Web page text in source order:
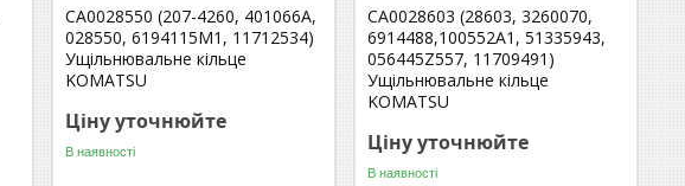
CA0028550 (207-4260, 401066A,
028550, 6194115M1, 11712534)
Ущільнювальне кільце
KOMATSU
Ціну уточнюйте
В наявності
CA0028603 (28603, 3260070,
6914488,100552A1, 51335943,
056445Z557, 11709491)
Ущільнювальне кільце
KOMATSU
Ціну уточнюйте
В наявності